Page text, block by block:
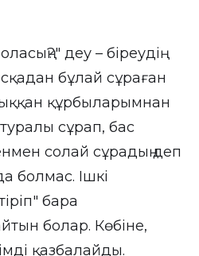
деу – біреудің
бұлай сұраған
құрбыларымнан
сұрап, бас
солай сұрадың деп
болмас. Ішкі
бара
болар. Көбіне,
қазбалайды.